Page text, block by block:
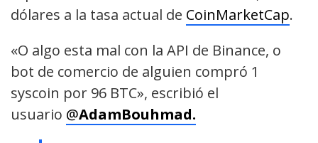
dólares a la tasa actual de CoinMarketCap.
«O algo esta mal con la API de Binance, o
bot de comercio de alguien compró 1
syscoin por 96 BTC», escribió el
usuario @AdamBouhmad.